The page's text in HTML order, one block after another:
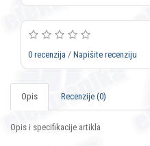
0 recenzija / Napišite recenziju
Opis Recenzije (0)
Opis i specifikacije artikla